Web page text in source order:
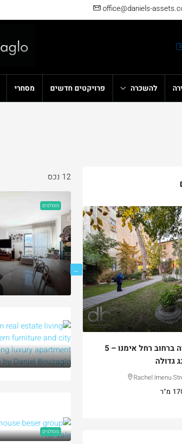
office@daniels-
להשכרה פרויקטים חדשים מסחרי
12 נכס
מומלצים
מומלצים
קוטג’ עליון למכירה ברחוב רחל אימנו – 5
גדולה
Rachel Imenu
מ"ר
₪4,750,000
למכירה דירת גן
בקטמון הישנה